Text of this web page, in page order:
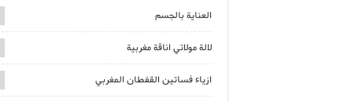
العناية بالجسم
لالة مولاتي اناقة مغربية
ازياء فساتين القفطان المغربي